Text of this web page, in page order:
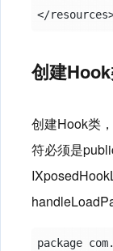
创建
创建Hook类
符必须是
package